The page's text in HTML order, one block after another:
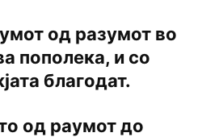
од разумот во
пополека, и со
благодат.
од раумот до